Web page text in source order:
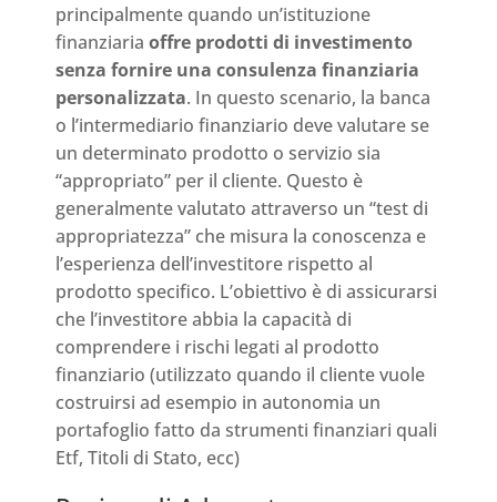
principalmente quando un’istituzione
finanziaria offre prodotti di investimento
senza fornire una consulenza finanziaria
personalizzata. In questo scenario, la banca
o l’intermediario finanziario deve valutare se
un determinato prodotto o servizio sia
“appropriato” per il cliente. Questo è
generalmente valutato attraverso un “test di
appropriatezza” che misura la conoscenza e
l’esperienza dell’investitore rispetto al
prodotto specifico. L’obiettivo è di assicurarsi
che l’investitore abbia la capacità di
comprendere i rischi legati al prodotto
finanziario (utilizzato quando il cliente vuole
costruirsi ad esempio in autonomia un
portafoglio fatto da strumenti finanziari quali
Etf, Titoli di Stato, ecc)